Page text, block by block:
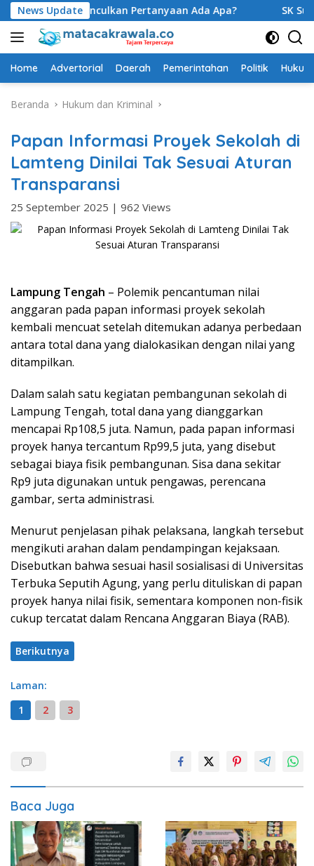
Langsung
ke
konten
News Update
Munculkan Pertanyaan Ada Apa? SK Sudah Terbit,
Home Advertorial Daerah Pemerintahan Politik
Beranda Hukum dan Kriminal
Papan Informasi Proyek Sekolah di
Lamteng Dinilai Tak Sesuai Aturan
Transparansi
25 September 2025 | 962 Views
Lampung Tengah – Polemik pencantuman nilai
anggaran pada papan informasi proyek sekolah
kembali mencuat setelah ditemukan adanya perbedaan
antara total dana yang dialokasikan dengan nilai yang
ditampilkan.
Dalam salah satu kegiatan pembangunan sekolah di
Lampung Tengah, total dana yang dianggarkan
mencapai Rp108,5 juta. Namun, pada papan informasi
proyek hanya tercantum Rp99,5 juta, yang disebut
sebagai biaya fisik pembangunan. Sisa dana sekitar
Rp9 juta digunakan untuk pengawas, perencana
gambar, serta administrasi.
Menurut penjelasan pihak pelaksana, langkah tersebut
mengikuti arahan dalam pendampingan kejaksaan.
Disebutkan bahwa sesuai hasil sosialisasi di Universitas
Terbuka Seputih Agung, yang perlu dituliskan di papan
proyek hanya nilai fisik, sementara komponen non-fisik
cukup tercatat dalam Rencana Anggaran Biaya (RAB).
Berikutnya
Laman:
1
2 3
Baca Juga